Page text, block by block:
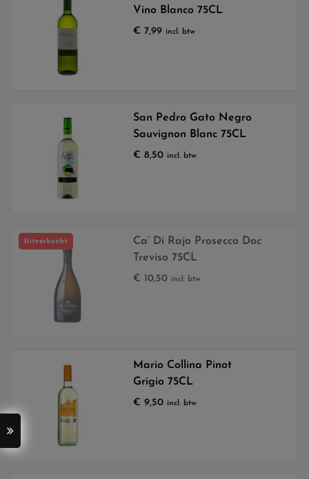
Vino Blanco 75CL
€ 7,99 incl. btw
San Pedro Gato Negro
Sauvignon Blanc 75CL
€ 8,50 incl. btw
Uitverkocht
Ca’ Di Rajo Prosecco Doc
Treviso 75CL
€ 10,50 incl. btw
Mario Collina Pinot
Grigio 75CL
€ 9,50 incl. btw